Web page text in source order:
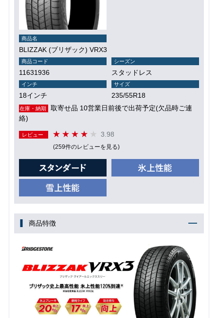
商品名
BLIZZAK (ブリザック) VRX3
商品コード
11631936
シーズン
スタッドレス
インチ
18インチ
サイズ
235/55R18
在庫・納期
取寄せ品 10営業日前後で出荷予定(欠品時ご連
絡)
レビュー 3.98
(259件のレビューを見る)
商品特徴